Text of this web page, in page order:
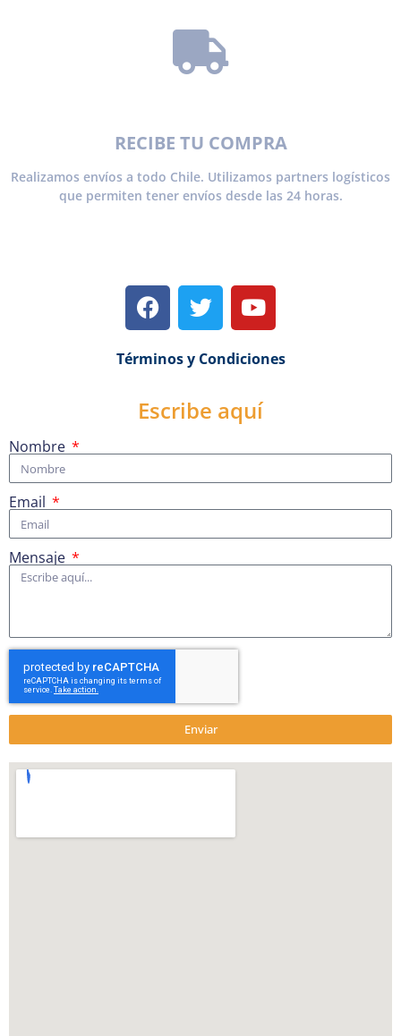
RECIBE TU COMPRA
Realizamos envíos a todo Chile. Utilizamos partners logísticos
que permiten tener envíos desde las 24 horas.
Términos y Condiciones
Escribe aquí
Nombre
Email
Mensaje
Enviar